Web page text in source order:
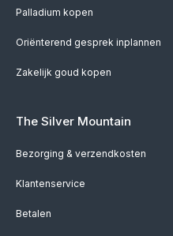
Palladium kopen
Oriënterend gesprek inplannen
Zakelijk goud kopen
The Silver Mountain
Bezorging & verzendkosten
Klantenservice
Betalen